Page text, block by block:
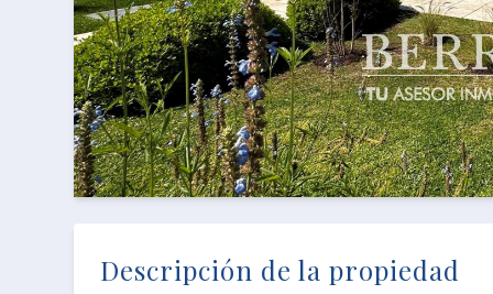
Descripción de la propiedad